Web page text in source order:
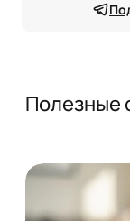
Полезные